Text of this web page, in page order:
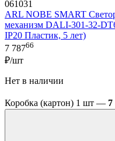
061031
ARL NOBE SMART
механизм DALI-301-32-
IP20 Пластик, 5 лет)
7 78766
₽/шт
Нет в наличии
Коробка (картон) 1 шт — 7